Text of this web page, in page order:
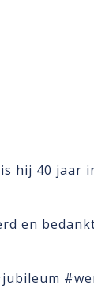
is hij 40
en